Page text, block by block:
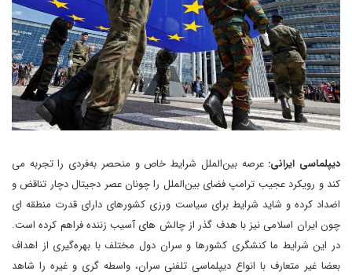
دیپلماسی ایرانی: عرصه بین‌الملل شرایط خاص و منحصر به‌فردی را تجربه می
کند و رویکرد عجیب ترامپ فضای بین‌الملل را چونان عصر دجیتال دچار تناقض و
اضداد کرده و شاید شرایط برای سیاست ورزی کشورهای دارای قدرت منطقه ای
چون ایران اسلامی نیز با هدف گذر از چالش های آسیب زننده فراهم کرده است.
در این شرایط ما کنشگری کشورها و سران دول مختلف با بهره‌گیری از اهداف
بعضا غیر متعارف با انواع دیپلماسی تلفنی سران، واسطه گری و غیره را شاهد